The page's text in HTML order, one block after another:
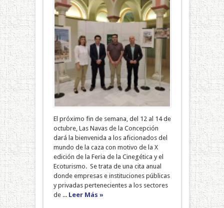
El próximo fin de semana, del 12 al 14 de
octubre, Las Navas de la Concepción
dará la bienvenida a los aficionados del
mundo de la caza con motivo de la X
edición de la Feria de la Cinegética y el
Ecoturismo. Se trata de una cita anual
donde empresas e instituciones públicas
y privadas pertenecientes a los sectores
de ... Leer Más »